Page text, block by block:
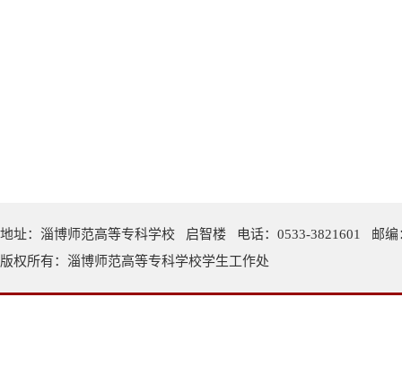
地址：淄博师范高等专科学校 启智楼 电话：0533-3821601 邮编
版权所有：淄博师范高等专科学校学生工作处